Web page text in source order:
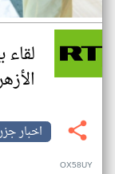
اخبار
OX58UY